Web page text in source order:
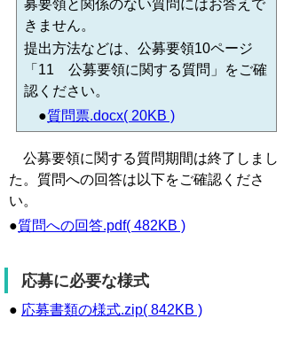
募要領と関係のない質問にはお答えで
きません。
提出方法などは、公募要領10ページ
「11 公募要領に関する質問」をご確
認ください。
●質問票.docx( 20KB )
公募要領に関する質問期間は終了しまし
た。質問への回答は以下をご確認くださ
い。
●質問への回答.pdf( 482KB )
応募に必要な様式
● 応募書類の様式.zip( 842KB )